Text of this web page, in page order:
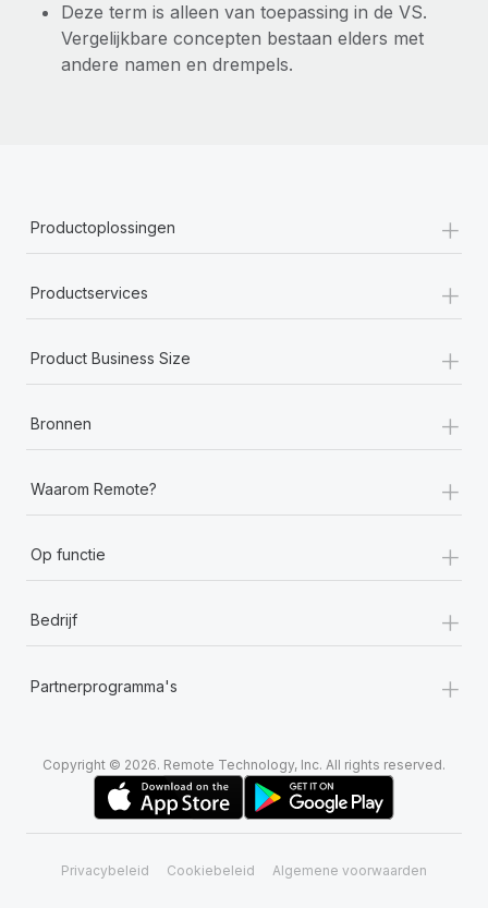
Deze term is alleen van toepassing in de VS.
Vergelijkbare concepten bestaan elders met
andere namen en drempels.
Productoplossingen +
Productservices +
Product Business Size +
Bronnen +
Waarom Remote? +
Op functie +
Bedrijf +
Partnerprogramma's +
Copyright © 2026. Remote Technology, Inc. All rights reserved.
Privacybeleid Cookiebeleid Algemene voorwaarden